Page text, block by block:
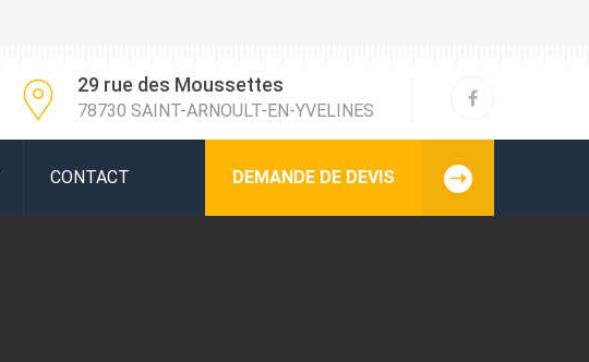
29 rue des Moussettes
78730 SAINT-ARNOULT-EN-YVELINES
CONTACT DEMANDE DE DEVIS